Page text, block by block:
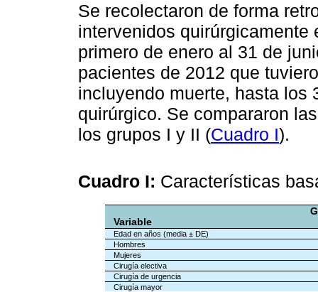
Se recolectaron de forma
intervenidos quirúrgicamente
primero de enero al 31 de
pacientes de 2012 que
incluyendo muerte, hasta los
quirúrgico. Se compararon
los grupos I y II (Cuadro I).
Cuadro I: Características
Variable
Edad en años (media ± DE)
Hombres
Mujeres
Cirugía electiva
Cirugía de urgencia
Cirugía mayor